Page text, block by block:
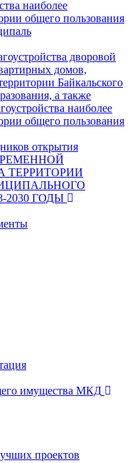
наиболее
общего пользования
дворовой
домов,
Байкальского
а также
наиболее
общего пользования
открытия
ТЕРРИТОРИИ
2030 ГОДЫ
имущества МКД
проектов